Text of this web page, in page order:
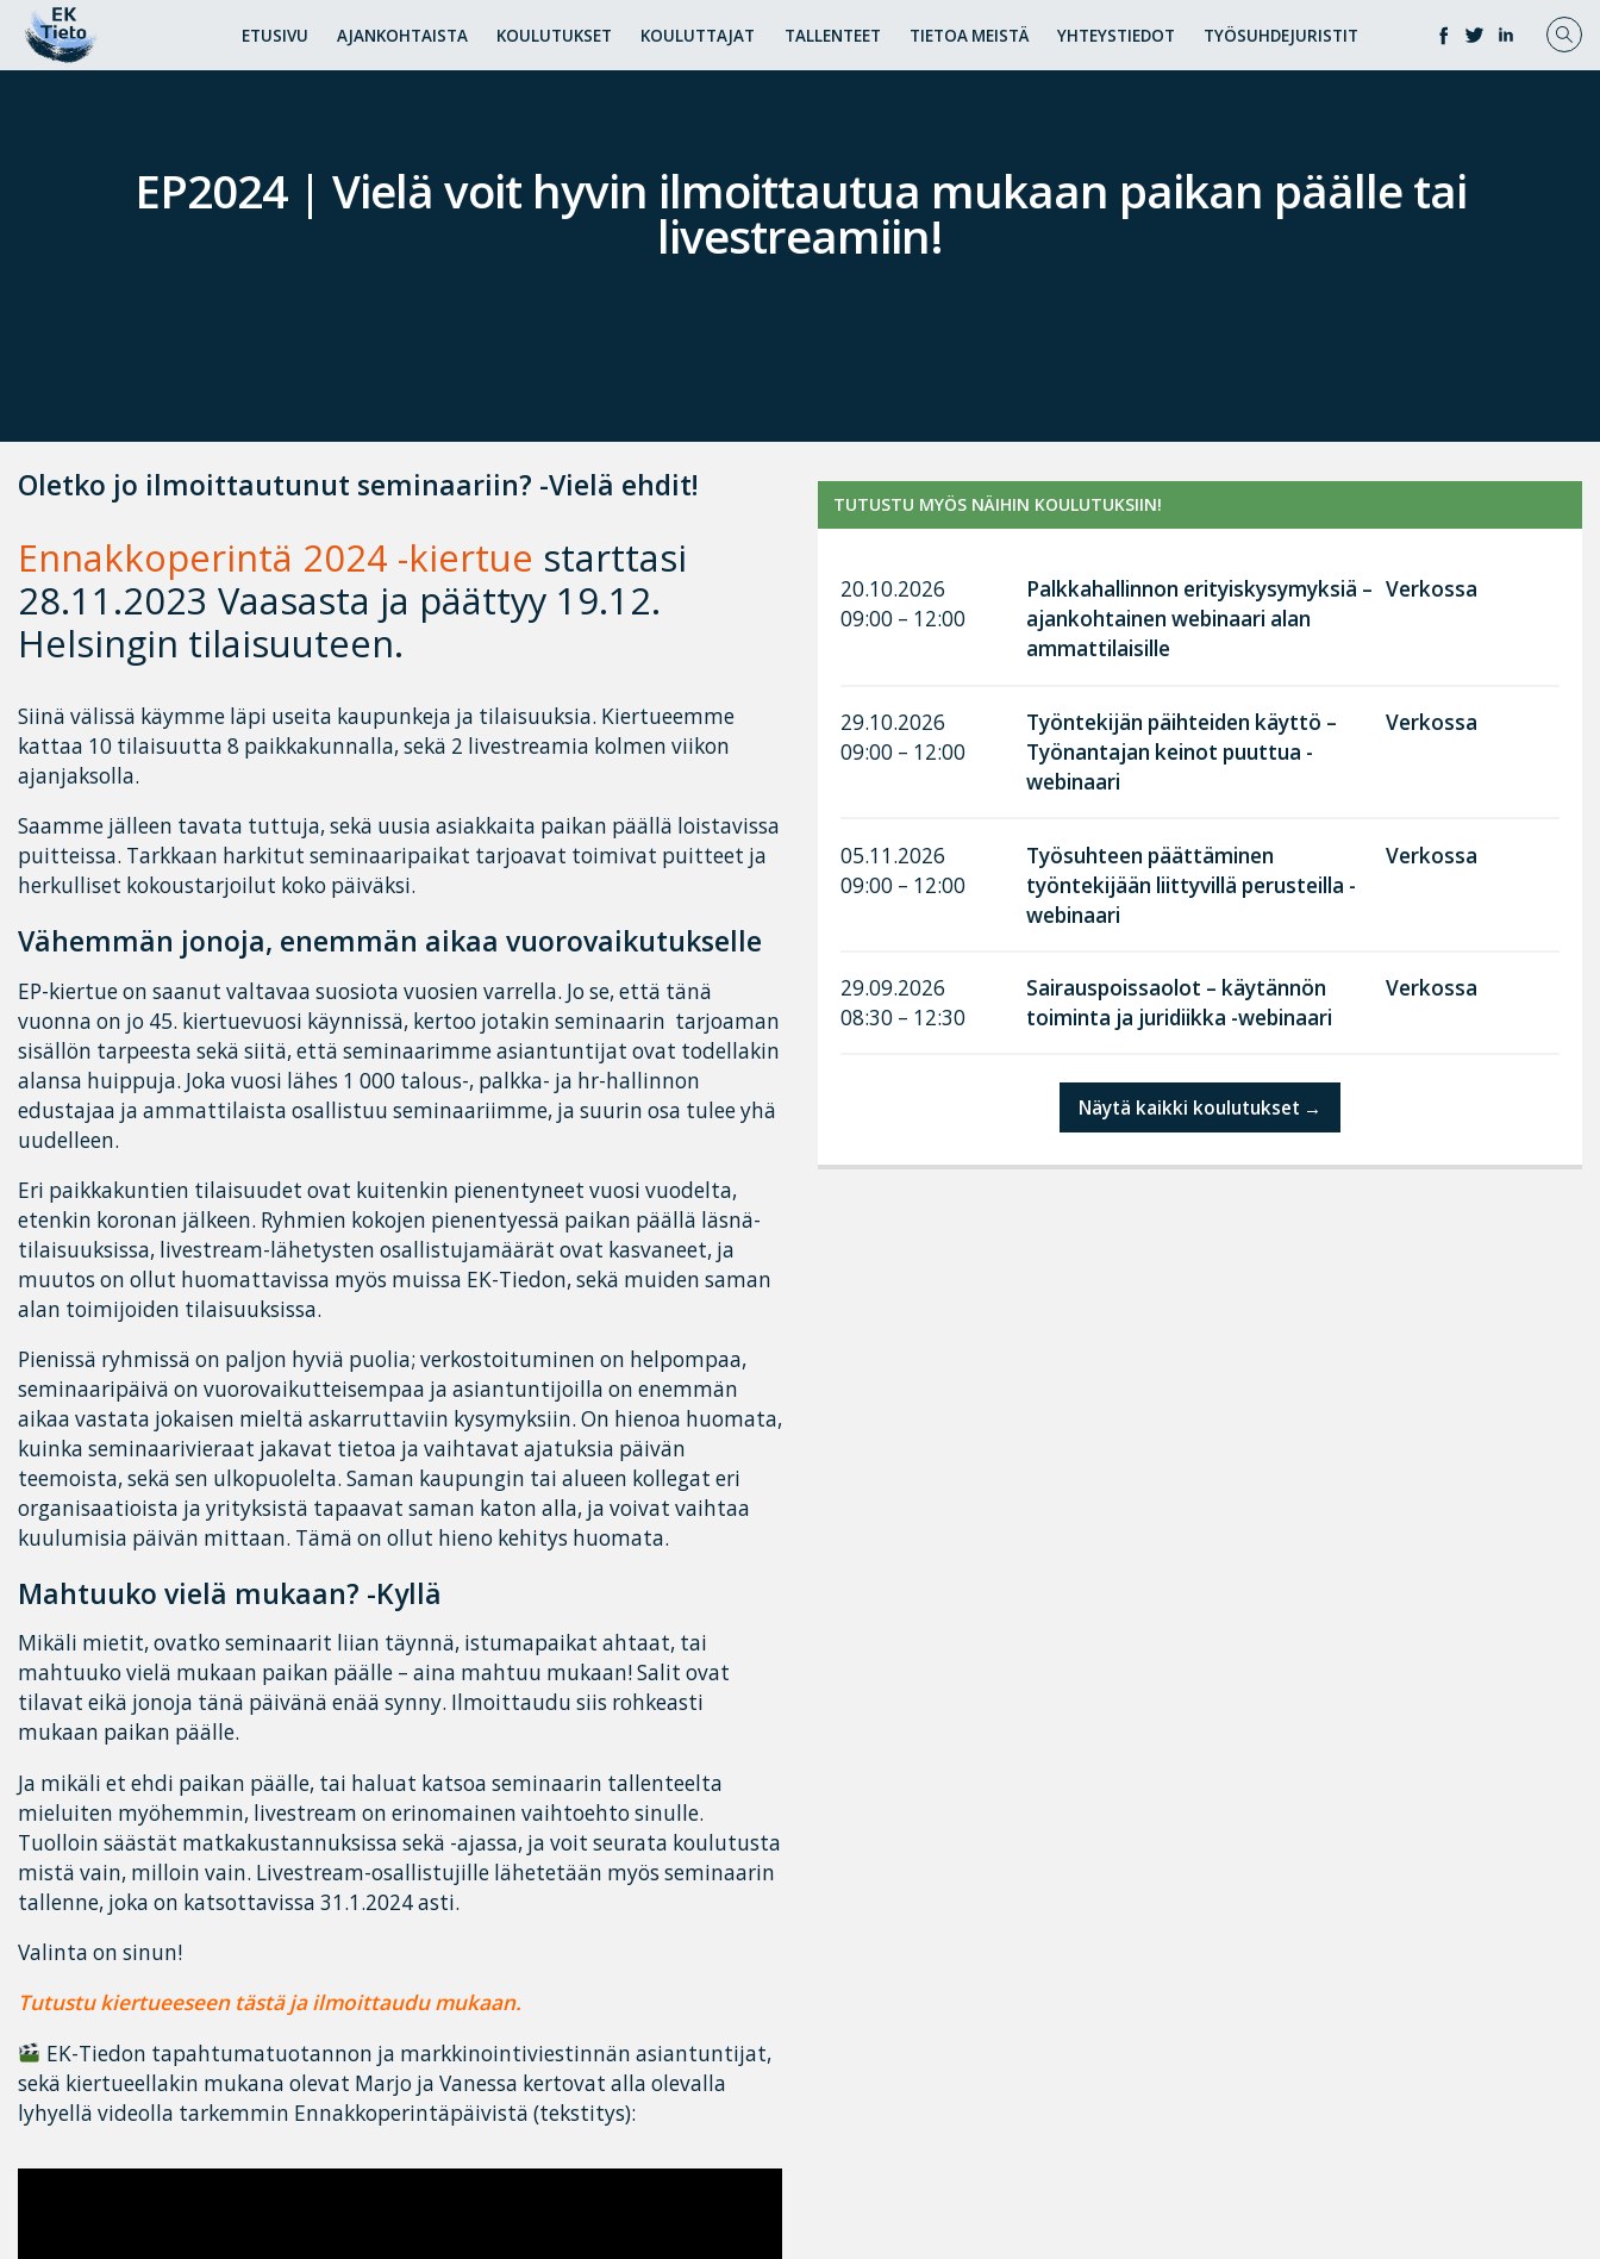
ETUSIVU AJANKOHTAISTA KOULUTUKSET KOULUTTAJAT TALLENTEET TIETOA MEISTÄ YHTEYSTIEDOT TYÖSUHDEJURISTIT
EP2024 | Vielä voit hyvin ilmoittautua mukaan paikan päälle tai
livestreamiin!
Oletko jo ilmoittautunut seminaariin? -Vielä ehdit!
Ennakkoperintä 2024 -kiertue starttasi
28.11.2023 Vaasasta ja päättyy 19.12.
Helsingin tilaisuuteen.
Siinä välissä käymme läpi useita kaupunkeja ja tilaisuuksia. Kiertueemme
kattaa 10 tilaisuutta 8 paikkakunnalla, sekä 2 livestreamia kolmen viikon
ajanjaksolla.
Saamme jälleen tavata tuttuja, sekä uusia asiakkaita paikan päällä loistavissa
puitteissa. Tarkkaan harkitut seminaaripaikat tarjoavat toimivat puitteet ja
herkulliset kokoustarjoilut koko päiväksi.
Vähemmän jonoja, enemmän aikaa vuorovaikutukselle
EP-kiertue on saanut valtavaa suosiota vuosien varrella. Jo se, että tänä
vuonna on jo 45. kiertuevuosi käynnissä, kertoo jotakin seminaarin tarjoaman
sisällön tarpeesta sekä siitä, että seminaarimme asiantuntijat ovat todellakin
alansa huippuja. Joka vuosi lähes 1 000 talous-, palkka- ja hr-hallinnon
edustajaa ja ammattilaista osallistuu seminaariimme, ja suurin osa tulee yhä
uudelleen.
Eri paikkakuntien tilaisuudet ovat kuitenkin pienentyneet vuosi vuodelta,
etenkin koronan jälkeen. Ryhmien kokojen pienentyessä paikan päällä läsnä-
tilaisuuksissa, livestream-lähetysten osallistujamäärät ovat kasvaneet, ja
muutos on ollut huomattavissa myös muissa EK-Tiedon, sekä muiden saman
alan toimijoiden tilaisuuksissa.
Pienissä ryhmissä on paljon hyviä puolia; verkostoituminen on helpompaa,
seminaaripäivä on vuorovaikutteisempaa ja asiantuntijoilla on enemmän
aikaa vastata jokaisen mieltä askarruttaviin kysymyksiin. On hienoa huomata,
kuinka seminaarivieraat jakavat tietoa ja vaihtavat ajatuksia päivän
teemoista, sekä sen ulkopuolelta. Saman kaupungin tai alueen kollegat eri
organisaatioista ja yrityksistä tapaavat saman katon alla, ja voivat vaihtaa
kuulumisia päivän mittaan. Tämä on ollut hieno kehitys huomata.
Mahtuuko vielä mukaan? -Kyllä
Mikäli mietit, ovatko seminaarit liian täynnä, istumapaikat ahtaat, tai
mahtuuko vielä mukaan paikan päälle – aina mahtuu mukaan! Salit ovat
tilavat eikä jonoja tänä päivänä enää synny. Ilmoittaudu siis rohkeasti
mukaan paikan päälle.
Ja mikäli et ehdi paikan päälle, tai haluat katsoa seminaarin tallenteelta
mieluiten myöhemmin, livestream on erinomainen vaihtoehto sinulle.
Tuolloin säästät matkakustannuksissa sekä -ajassa, ja voit seurata koulutusta
mistä vain, milloin vain. Livestream-osallistujille lähetetään myös seminaarin
tallenne, joka on katsottavissa 31.1.2024 asti.
Valinta on sinun!
Tutustu kiertueeseentästä ja ilmoittaudu mukaan.
EK-Tiedon tapahtumatuotannon ja markkinointiviestinnän asiantuntijat,
sekä kiertueellakin mukana olevat Marjo ja Vanessa kertovat alla olevalla
lyhyellä videolla tarkemmin Ennakkoperintäpäivistä (tekstitys):
TUTUSTU MYÖS NÄIHIN KOULUTUKSIIN!
20.10.2026
09:00 – 12:00
Palkkahallinnon erityiskysymyksiä –
ajankohtainen webinaari alan
ammattilaisille
Verkossa
29.10.2026
09:00 – 12:00
Työntekijän päihteiden käyttö –
Työnantajan keinot puuttua -
webinaari
Verkossa
05.11.2026
09:00 – 12:00
Työsuhteen päättäminen
työntekijään liittyvillä perusteilla -
webinaari
Verkossa
29.09.2026
08:30 – 12:30
Sairauspoissaolot – käytännön
toiminta ja juridiikka -webinaari
Verkossa
Näytä kaikki koulutukset